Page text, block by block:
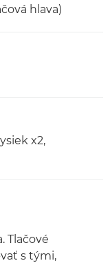
hlava)
x2,
Tlačové
s tými,